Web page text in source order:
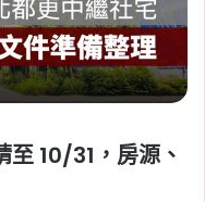
10/31，房源、